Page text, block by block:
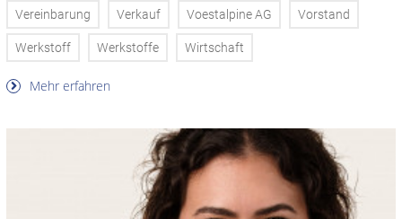
Vereinbarung Verkauf Voestalpine AG Vorstand
Werkstoff Werkstoffe Wirtschaft
Mehr erfahren